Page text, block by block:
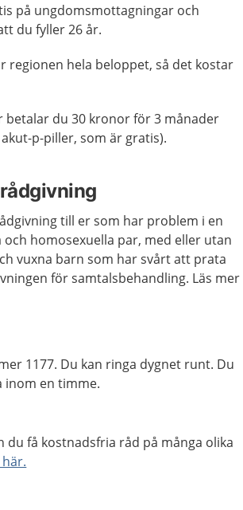
på ungdomsmottagningar och
du fyller 26 år.
regionen hela beloppet, så det kostar
betalar du 30 kronor för 3 månader
p-piller, som är gratis).
till er som har problem i en
homosexuella par, med eller utan
vuxna barn som har svårt att prata
för samtalsbehandling. Läs mer
1177. Du kan ringa dygnet runt. Du
inom en timme.
få kostnadsfria råd på många olika